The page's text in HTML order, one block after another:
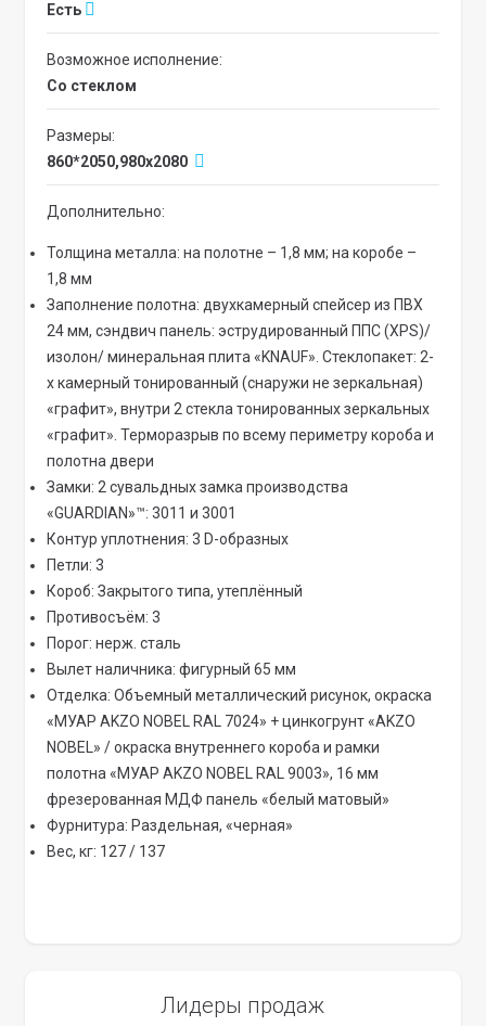
Есть
Возможное исполнение:
со стеклом
Размеры:
860*2050,980х2080
Дополнительно:
Толщина металла: на полотне – 1,8 мм; на коробе –
1,8 мм
Заполнение полотна: двухкамерный спейсер из ПВХ
24 мм, сэндвич панель: эструдированный ППС (XPS)/
изолон/ минеральная плита «KNAUF». Стеклопакет: 2-
х камерный тонированный (снаружи не зеркальная)
«графит», внутри 2 стекла тонированных зеркальных
«графит». Терморазрыв по всему периметру короба и
полотна двери
Замки: 2 сувальдных замка производства
«GUARDIAN»™: 3011 и 3001
Контур уплотнения: 3 D-образных
Петли: 3
Короб: Закрытого типа, утеплённый
Противосъём: 3
Порог: нерж. сталь
Вылет наличника: фигурный 65 мм
Отделка: Объемный металлический рисунок, окраска
«МУАР AKZO NOBEL RAL 7024» + цинкогрунт «AKZO
NOBEL» / окраска внутреннего короба и рамки
полотна «МУАР AKZO NOBEL RAL 9003», 16 мм
фрезерованная МДФ панель «белый матовый»
Фурнитура: Раздельная, «черная»
Вес, кг: 127 / 137
Лидеры продаж